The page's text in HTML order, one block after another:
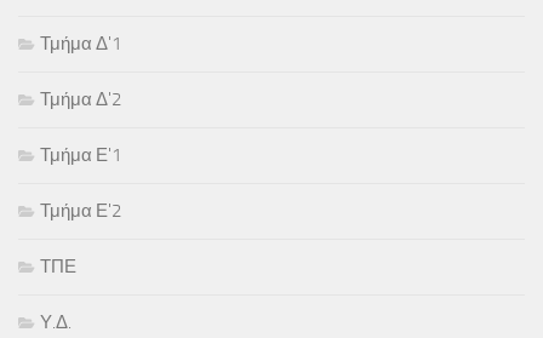
Τμήμα Δ'1
Τμήμα Δ'2
Τμήμα Ε'1
Τμήμα Ε'2
ΤΠΕ
Υ.Δ.